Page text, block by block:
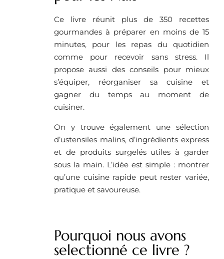
Ce livre réunit plus de 350 recettes
gourmandes à préparer en moins de 15
minutes, pour les repas du quotidien
comme pour recevoir sans stress. Il
propose aussi des conseils pour mieux
s’équiper, réorganiser sa cuisine et
gagner du temps au moment de
cuisiner.
On y trouve également une sélection
d’ustensiles malins, d’ingrédients express
et de produits surgelés utiles à garder
sous la main. L’idée est simple : montrer
qu’une cuisine rapide peut rester variée,
pratique et savoureuse.
Pourquoi nous avons
selectionné ce livre ?